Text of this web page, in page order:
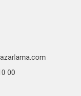
00